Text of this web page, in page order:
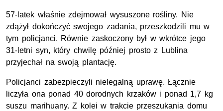
57-latek właśnie zdejmował wysuszone rośliny. Nie
zdążył dokończyć swojego zadania, przeszkodzili mu w
tym policjanci. Równie zaskoczony był w wkrótce jego
31-letni syn, który chwilę później prosto z Lublina
przyjechał na swoją plantację.
Policjanci zabezpieczyli nielegalną uprawę. Łącznie
liczyła ona ponad 40 dorodnych krzaków i ponad 1,7 kg
suszu marihuany. Z kolei w trakcie przeszukania domu